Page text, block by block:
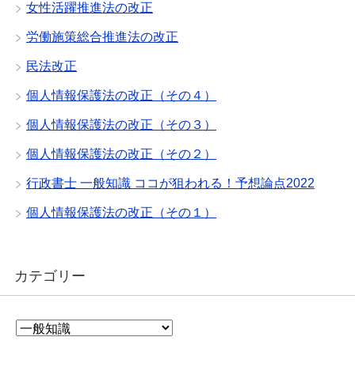
女性活躍推進法の改正
労働施策総合推進法の改正
民法改正
個人情報保護法の改正（その４）
個人情報保護法の改正（その３）
個人情報保護法の改正（その２）
行政書士 一般知識 ココが狙われる！予想論点2022
個人情報保護法の改正（その１）
カテゴリー
カ